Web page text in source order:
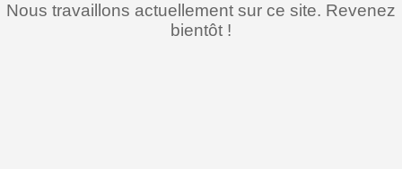
Nous travaillons actuellement sur ce site. Revenez
bientôt !